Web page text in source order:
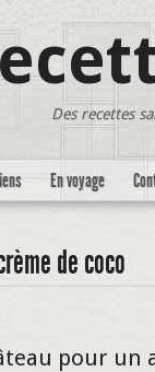
Des recettes
En voyage
de coco
pour un